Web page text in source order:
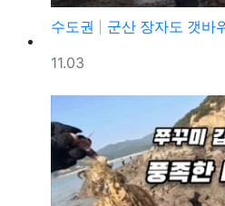
수도권
군산 장자도 갯바위
등록일
11.03